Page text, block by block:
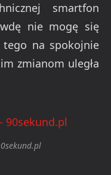
smartfon
nie mogę się
tego na spokojnie
zmianom uległa